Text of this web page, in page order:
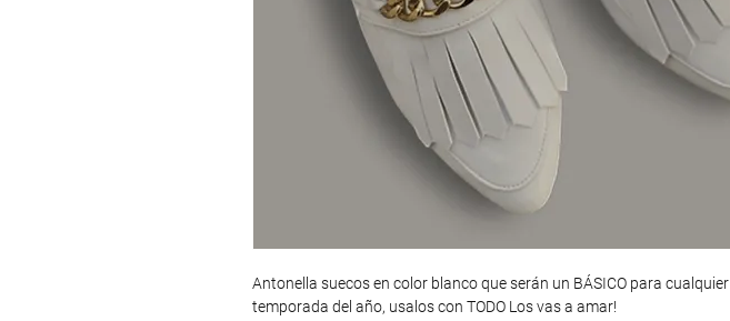
Antonella suecos en color blanco que serán un BÁSICO para cualquier
temporada del año, usalos con TODO Los vas a amar!